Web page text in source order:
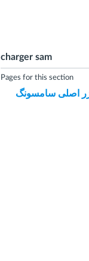
charger sam
Pages for this section
اصلی سامسونگ